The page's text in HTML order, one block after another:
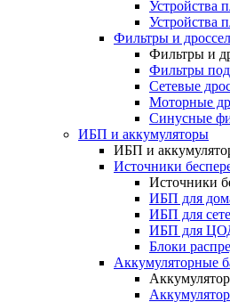
Устройства
Устройства
Фильтры и
Фильтры и
Фильтры
Сетевые
Моторные
Синусные
ИБП и аккумуляторы
ИБП и
Источники
Источники
ИБП для
ИБП для
ИБП для ЦОД
Блоки
Аккумуляторные